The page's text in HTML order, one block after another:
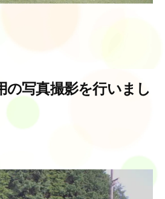
の写真撮影を行いまし